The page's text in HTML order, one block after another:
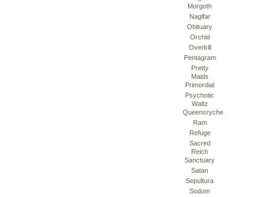
Morgoth
Naglfar
Obituary
Orchid
Overkill
Pentagram
Pretty
Maids
Primordial
Psychotic
Waltz
Queensryche
Ram
Refuge
Sacred
Reich
Sanctuary
Satan
Sepultura
Sodom